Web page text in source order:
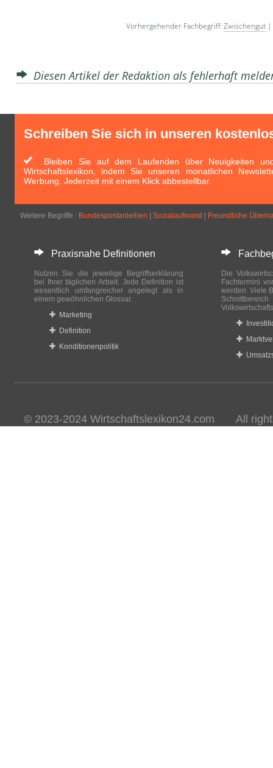
Vorhergehender Fachbegriff: Zwischengut |
Diesen Artikel der Redaktion als fehlerhaft
Schreiben Sie sich in unseren
Bleiben Sie auf dem Laufenden über Neuigkeiten
Wirtschaftslexikon, indem Sie unseren monatlichen
Werbung. Jederzeit mit einem Klick abbestellbar.
Weitere Begriffe : Bundespostanleihen Sozialaufwand Freundliche
Praxisnahe Definitionen
Nutzen Sie die jeweilige Begriffserklärung
bei Ihrer täglichen Arbeit. Jede Definition ist
wesentlich umfangreicher angelegt als in
einem gewöhnlichen Glossar.
Marketing
Definition
Konditionenpolitik
Die
Fachtermini
werden. Viele
© 2023-2024 Wirtschaftslexikon24.com All